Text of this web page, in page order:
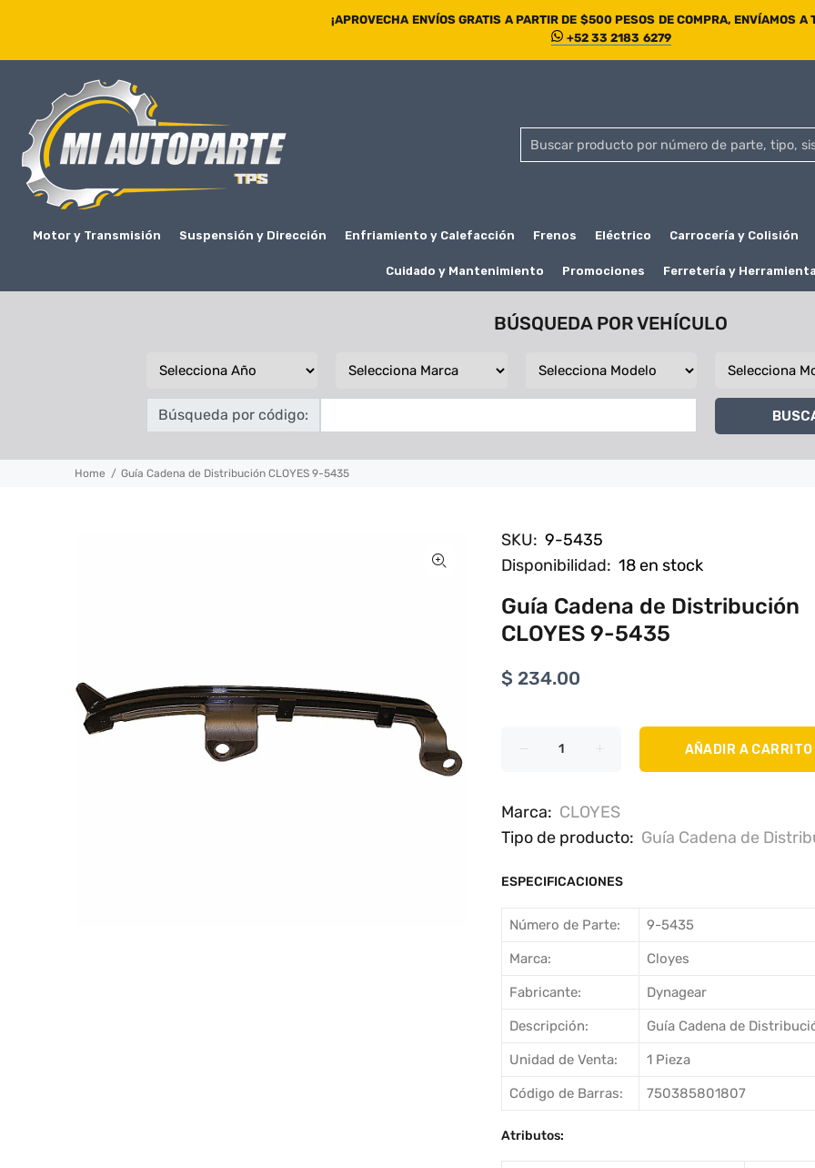
¡APROVECHA ENVÍOS GRATIS A PARTIR DE $500 PESOS DE COMPRA, ENVÍAMOS A
+52 33 2183 6279
Motor y Transmisión Suspensión y Dirección Enfriamiento y Calefacción Frenos Eléctrico Carrocería y Colisión
Cuidado y Mantenimiento Promociones Ferretería y
BÚSQUEDA POR VEHÍCULO
Búsqueda por código:
Home Guía Cadena de Distribución CLOYES 9-5435
SKU: 9-5435
Disponibilidad: 18en stock
Guía Cadena de Distribución
CLOYES 9-5435
$ 234.00
AÑADIR A CARRITO
Marca: CLOYES
Tipo de producto: Guía Cadena de
ESPECIFICACIONES
Número de Parte: 9-5435
Marca: Cloyes
Fabricante: Dynagear
Descripción: Guía Cadena de
Unidad de Venta: 1 Pieza
Código de Barras: 750385801807
Atributos: